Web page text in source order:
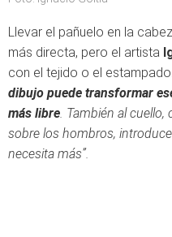
Llevar el pañuelo en la
más directa, pero el artista
con el tejido o el estampado.
dibujo puede transformar
más libre. También al cuello,
sobre los hombros,
necesita más”.